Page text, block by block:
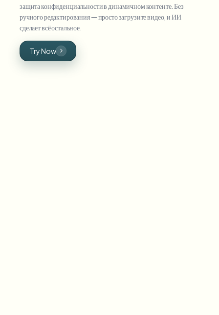
защита конфиденциальности в динамичном контенте. Без
ручного редактирования — просто загрузите видео, и ИИ
сделает всё остальное.
Try Now